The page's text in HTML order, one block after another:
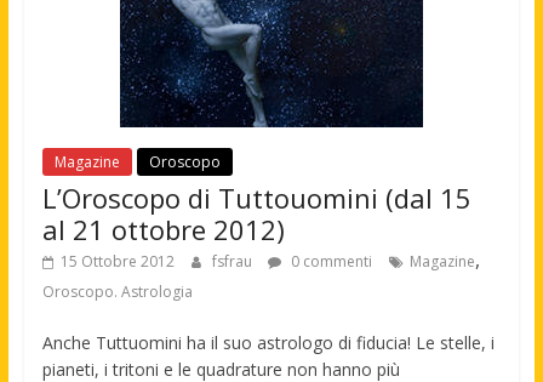
Magazine Oroscopo
L’Oroscopo di Tuttouomini (dal 15
al 21 ottobre 2012)
15 Ottobre 2012 fsfrau 0 commenti Magazine,
Oroscopo. Astrologia
Anche Tuttuomini ha il suo astrologo di fiducia! Le stelle, i
pianeti, i tritoni e le quadrature non hanno più